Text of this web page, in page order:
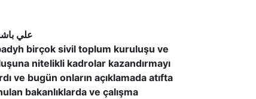
birçok sivil toplum kuruluşu ve
nitelikli kadrolar kazandırmayı
ve bugün onların açıklamada atıfta
bakanlıklarda ve çalışma